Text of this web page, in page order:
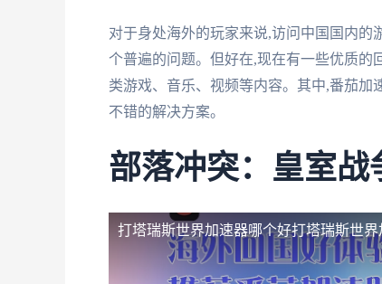
对于身处海外的玩家来说,访问中国国内
个普遍的问题。但好在,现在有一些优质的
类游戏、音乐、视频等内容。其中,番茄
不错的解决方案。
部落冲突：皇室战
打塔瑞斯世界加速器哪个好打塔瑞斯世